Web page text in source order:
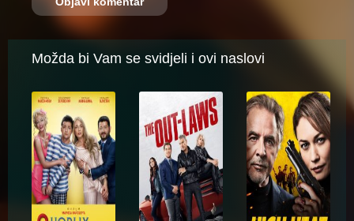
Možda bi Vam se svidjeli i ovi naslovi